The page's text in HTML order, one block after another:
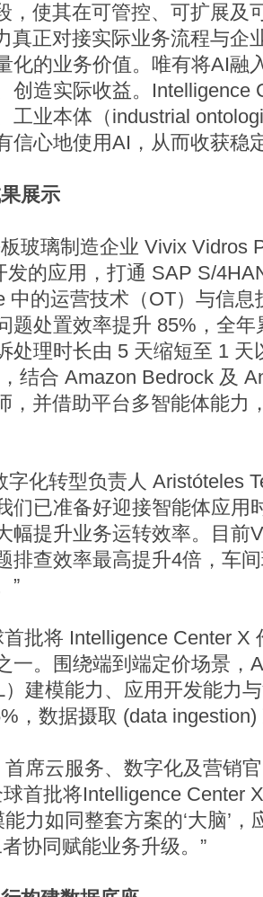
，使其在可管控、可扩展及
真正对接实际业务流程与企
化的业务价值。唯有将AI融
创造实际收益。Intelligence
工业本体（industrial
信心地使用AI，从而收获稳
展示
玻璃制造企业 Vivix Vidros
发的应用，打通 SAP S/
中的运营技术（OT）与信
题处置效率提升 85%，全
处理时长由 5 天缩短至 1
结合 Amazon Bedrock 及
，并借助平台多智能体能力
化转型负责人 Aristóteles
们已准备好迎接智能体应用
幅提升业务运转效率。目前
排查效率最高提升4倍，车
”
批将 Intelligence Center X
一。围绕端到端定价场景，
建模能力、应用开发能力
，数据摄取 (data
席云服务、数字化及营销
首批将Intelligence Center
力如同整套方案的‘大脑’
者协同赋能业务升级。”